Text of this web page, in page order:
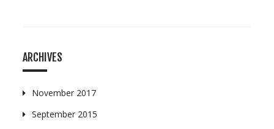
ARCHIVES
November 2017
September 2015